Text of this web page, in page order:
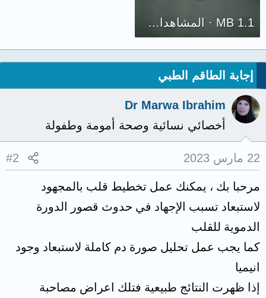
1.1 MB · المشاهدات: 163
إجابة الطاقم الطبي
Dr Marwa Ibrahim
أخصائي نسائية وصحة أمومة وطفولة
22 مارس 2023 #2
مرحبا بك ، يمكنك عمل تخطيط قلب بالمجهود
لاستبعاد تسبب الإجهاد في حدوث قصور الدورة
الدموية للقلب
كما يجب عمل تحليل صورة دم كاملة لاستبعاد وجود
انيميا
إذا ظهرت النتائج طبيعية فتلك اعراض مصاحبة